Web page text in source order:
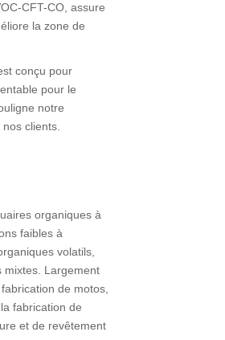
CFT-CO, assure
la zone de
conçu pour
pour le
notre
clients.
organiques à
faibles à
volatils,
mixtes. Largement
de motos,
fabrication de
et de revêtement